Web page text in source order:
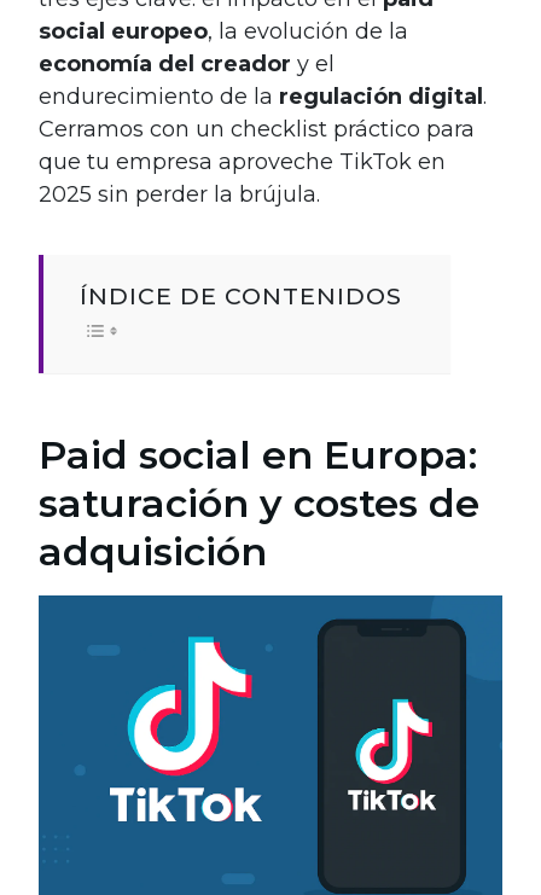
social europeo, la evolución de la
economía del creador y el
endurecimiento de la regulación digital .
Cerramos con un checklist práctico para
que tu empresa aproveche TikTok en
2025 sin perder la brújula.
ÍNDICE DE CONTENIDOS
Paid social en Europa:
saturación y costes de
adquisición